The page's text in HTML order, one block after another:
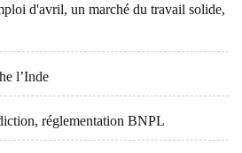
d'avril, un marché du travail solide,
l’Inde
réglementation BNPL